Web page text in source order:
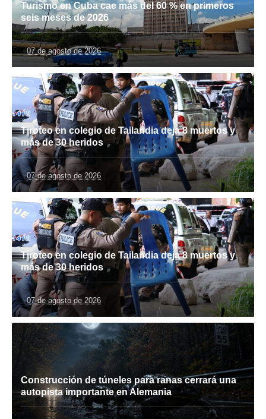
Turismo en Cuba cae más del 60 % en primeros
seis meses de 2026
07 de agosto de 2026
Tiroteo en colegio de Tailandia deja 8 muertos y
más de 30 heridos
07 de agosto de 2026
Tiroteo en colegio de Tailandia deja 8 muertos y
más de 30 heridos
07 de agosto de 2026
Construcción de túneles para ranas cerrará una
autopista importante en Alemania